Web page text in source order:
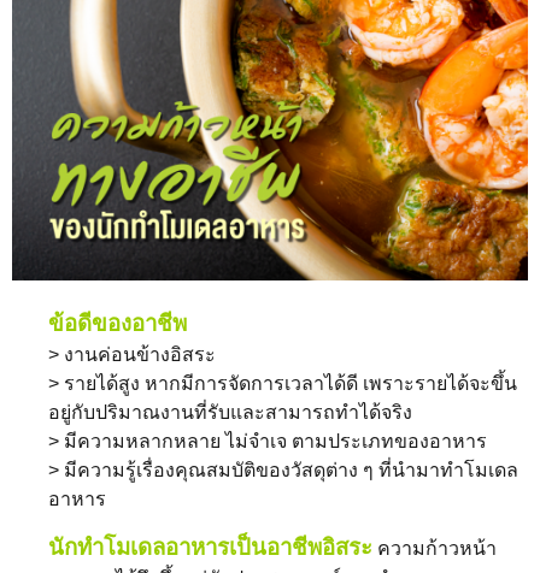
ข้อดีของอาชีพ
> งานค่อนข้างอิสระ
> รายได้สูง หากมีการจัดการเวลาได้ดี เพราะรายได้จะขึ้น
อยู่กับปริมาณงานที่รับและสามารถทำได้จริง
> มีความหลากหลาย ไม่จำเจ ตามประเภทของอาหาร
> มีความรู้เรื่องคุณสมบัติของวัสดุต่าง ๆ ที่นำมาทำโมเดล
อาหาร
นักทำโมเดลอาหารเป็นอาชีพอิสระ ความก้าวหน้า